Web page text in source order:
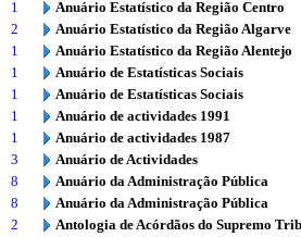
1
Anuário Estatístico da Região Centro
2
Anuário Estatístico da Região Algarve
1
Anuário Estatístico da Região Alentejo
1
Anuário de Estatísticas Sociais
1
Anuário de Estatísticas Sociais
1
Anuário de actividades 1991
1
Anuário de actividades 1987
3
Anuário de Actividades
8
Anuário da Administração Pública
8
Anuário da Administração Pública
2
Antologia de Acórdãos do Supremo